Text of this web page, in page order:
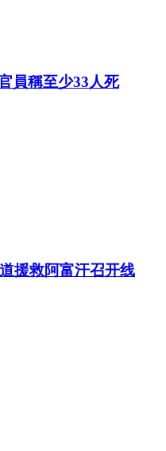
員稱至少33人死
援救阿富汗召开线